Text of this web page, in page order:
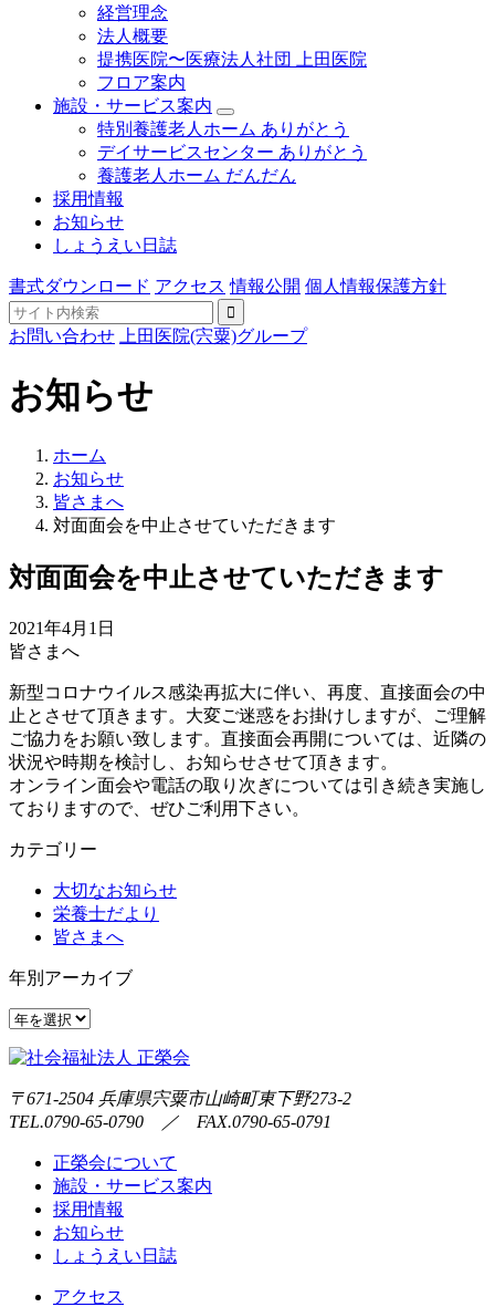
経営理念
法人概要
提携医院〜医療法人社団 上田医院
フロア案内
施設・サービス案内
特別養護老人ホーム ありがとう
デイサービスセンター ありがとう
養護老人ホーム だんだん
採用情報
お知らせ
しょうえい日誌
書式ダウンロード アクセス 情報公開 個人情報保護方針
お問い合わせ 上田医院(宍粟)グループ
お知らせ
ホーム
お知らせ
皆さまへ
対面面会を中止させていただきます
対面面会を中止させていただきます
2021年4月1日
皆さまへ
新型コロナウイルス感染再拡大に伴い、再度、直接面会の中
止とさせて頂きます。大変ご迷惑をお掛けしますが、ご理解
ご協力をお願い致します。直接面会再開については、近隣の
状況や時期を検討し、お知らせさせて頂きます。
オンライン面会や電話の取り次ぎについては引き続き実施し
ておりますので、ぜひご利用下さい。
カテゴリー
大切なお知らせ
栄養士だより
皆さまへ
年別アーカイブ
〒671-2504 兵庫県宍粟市山崎町東下野273-2
TEL.0790-65-0790 ／ FAX.0790-65-0791
正榮会について
施設・サービス案内
採用情報
お知らせ
しょうえい日誌
アクセス